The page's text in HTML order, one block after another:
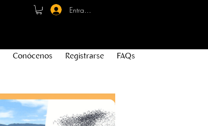
Entrar - Registro
Conócenos Registrarse FAQs